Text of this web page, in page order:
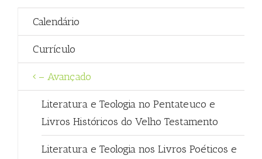
Calendário
Currículo
– Avançado
Literatura e Teologia no Pentateuco e
Livros Históricos do Velho Testamento
Literatura e Teologia nos Livros Poéticos e